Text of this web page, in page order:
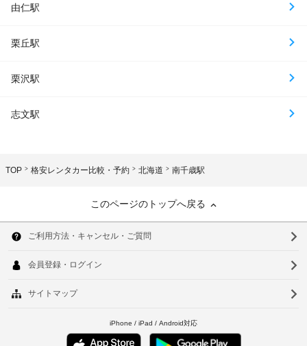
由仁駅
栗丘駅
栗沢駅
志文駅
TOP 格安レンタカー比較・予約 北海道 南千歳駅
このページのトップへ戻る